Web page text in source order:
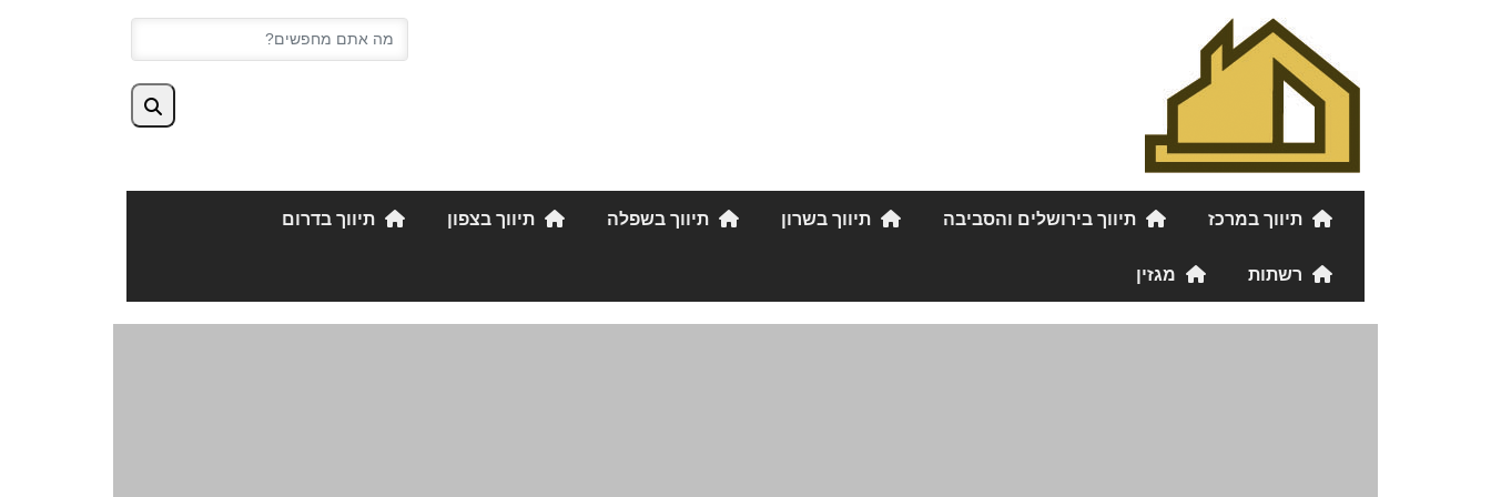
תיווך במרכז תיווך בירושלים והסביבה תיווך בשרון תיווך בשפלה תיווך בצפון תיווך בדרום
רשתות מגזין